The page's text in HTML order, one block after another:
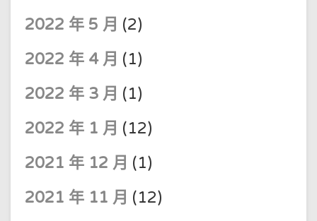
2022 年 5 月 (2)
2022 年 4 月 (1)
2022 年 3 月 (1)
2022 年 1 月 (12)
2021 年 12 月 (1)
2021 年 11 月 (12)